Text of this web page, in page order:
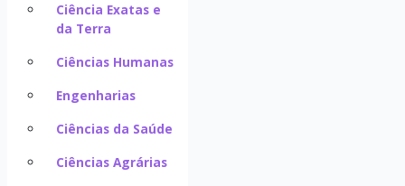
Ciência Exatas e
da Terra
Ciências Humanas
Engenharias
Ciências da Saúde
Ciências Agrárias